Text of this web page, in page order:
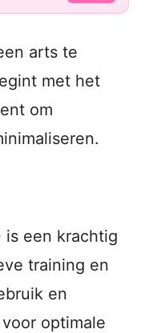
arts te
met het
om
is een krachtig
training en
en
optimale